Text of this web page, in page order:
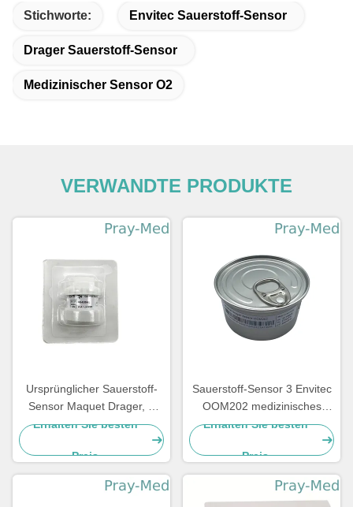
Stichworte: Envitec Sauerstoff-Sensor
Drager Sauerstoff-Sensor
Medizinischer Sensor O2
VERWANDTE PRODUKTE
Ursprünglicher Sauerstoff-
Sensor Maquet Drager, 6
Stiftmedizinischer Drager
Erhalten Sie besten
Preis
Sauerstoff-Sensor 3 Envitec
OOM202 medizinisches
Verbindungsstück Pin Molex
Erhalten Sie besten
Preis